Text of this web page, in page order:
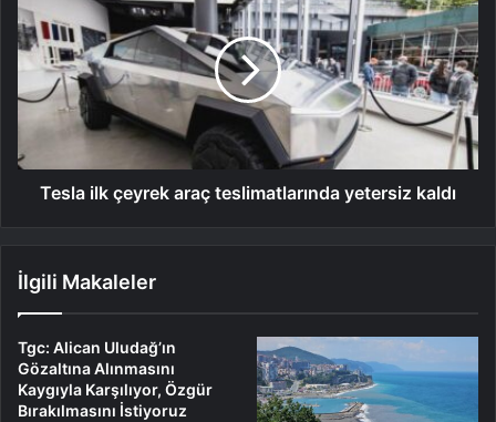
Tesla ilk çeyrek araç teslimatlarında yetersiz kaldı
İlgili Makaleler
Tgc: Alican Uludağ’ın
Gözaltına Alınmasını
Kaygıyla Karşılıyor, Özgür
Bırakılmasını İstiyoruz